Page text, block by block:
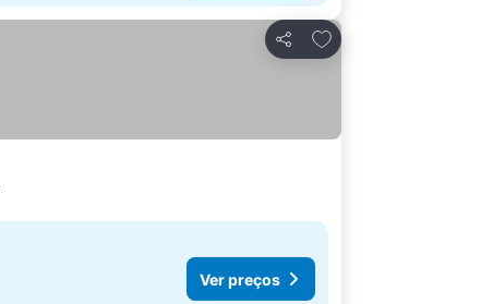
Partilhar
Adicionar aos favoritos
Ver preços